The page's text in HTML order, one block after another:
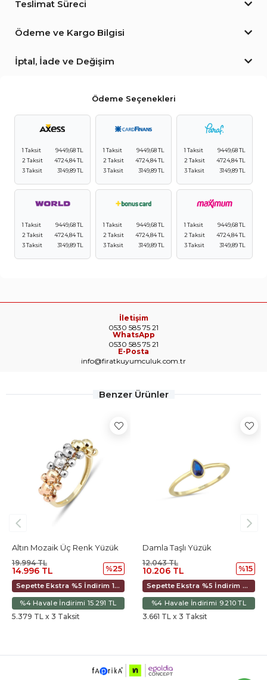
Teslimat Süreci
Ödeme ve Kargo Bilgisi
İptal, İade ve Değişim
Ödeme Seçenekleri
1 Taksit
9449,68 TL
2 Taksit
4724,84 TL
3 Taksit
3149,89 TL
1 Taksit
9449,68 TL
2 Taksit
4724,84 TL
3 Taksit
3149,89 TL
1 Taksit
9449,68 TL
2 Taksit
4724,84 TL
3 Taksit
3149,89 TL
1 Taksit
9449,68 TL
2 Taksit
4724,84 TL
3 Taksit
3149,89 TL
1 Taksit
9449,68 TL
2 Taksit
4724,84 TL
3 Taksit
3149,89 TL
1 Taksit
9449,68 TL
2 Taksit
4724,84 TL
3 Taksit
3149,89 TL
İletişim
0530 585 75 21
WhatsApp
0530 585 75 21
E-Posta
info@firatkuyumculuk.com.tr
Benzer Ürünler
Altın Mozaik Üç Renk Yüzük
14.996 TL
19.994 TL
%25
Sepette Ekstra %5 İndirim 15.928 TL
%4 Havale İndirimi 15.291 TL
5.379 TL x 3 Taksit
Damla Taşlı Yüzük
10.206 TL
12.043 TL
%15
Sepette Ekstra %5 İndirim 9.594 TL
%4 Havale İndirimi 9.210 TL
3.661 TL x 3 Taksit